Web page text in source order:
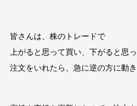
皆さんは、株のトレードで
上がると思って買い、下がると思
注文をいれたら、急に逆の方に動